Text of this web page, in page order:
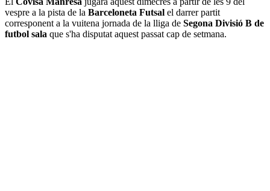
vespre a la pista de la Barceloneta Futsal el darrer partit
corresponent a la vuitena jornada de la lliga de Segona Divisió B de
futbol sala que s'ha disputat aquest passat cap de setmana.